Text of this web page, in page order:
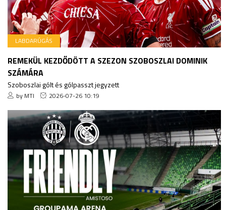
LABDARÚGÁS
REMEKÜL KEZDŐDÖTT A SZEZON SZOBOSZLAI DOMINIK
SZÁMÁRA
Szoboszlai gólt és gólpasszt jegyzett
by MTI 2026-07-26 10:19